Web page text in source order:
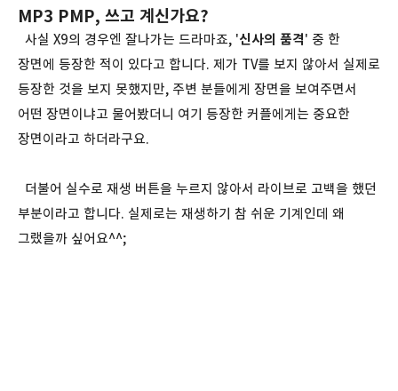
MP3 PMP, 쓰고 계신가요?
사실 X9의 경우엔 잘나가는 드라마죠, '신사의 품격' 중 한
장면에 등장한 적이 있다고 합니다. 제가 TV를 보지 않아서 실제로
등장한 것을 보지 못했지만, 주변 분들에게 장면을 보여주면서
어떤 장면이냐고 물어봤더니 여기 등장한 커플에게는 중요한
장면이라고 하더라구요.
더불어 실수로 재생 버튼을 누르지 않아서 라이브로 고백을 했던
부분이라고 합니다. 실제로는 재생하기 참 쉬운 기계인데 왜
그랬을까 싶어요^^;